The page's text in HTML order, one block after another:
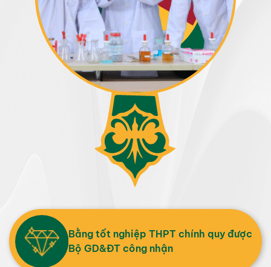
Bằng tốt nghiệp THPT chính quy được
Bộ GD&ĐT công nhận